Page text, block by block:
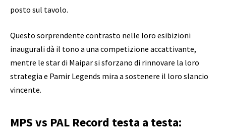
posto sul tavolo.
Questo sorprendente contrasto nelle loro esibizioni
inaugurali dà il tono a una competizione accattivante,
mentre le star di Maipar si sforzano di rinnovare la loro
strategia e Pamir Legends mira a sostenere il loro slancio
vincente.
MPS vs PAL Record testa a testa: